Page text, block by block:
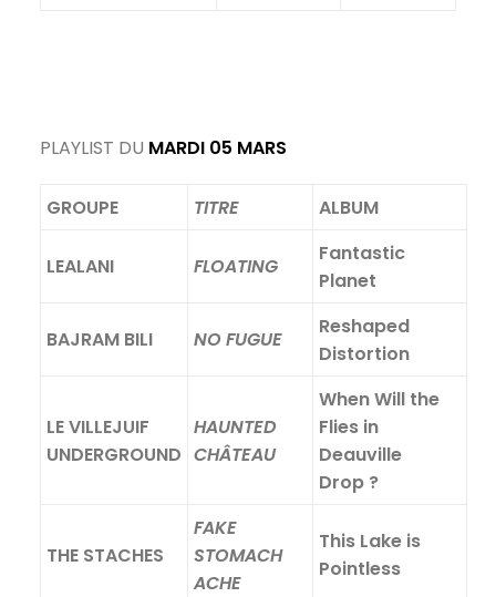
PLAYLIST DU MARDI 05 MARS
GROUPE TITRE ALBUM
LEALANI FLOATING
Fantastic
Planet
BAJRAM BILI NO FUGUE
Reshaped
Distortion
LE VILLEJUIF
UNDERGROUND
HAUNTED
CHÂTEAU
When Will the
Flies in
Deauville
Drop ?
THE STACHES
FAKE
STOMACH
ACHE
This Lake is
Pointless